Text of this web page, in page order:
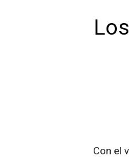
Con el